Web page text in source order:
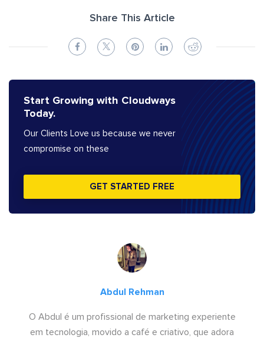
Share This Article
Start Growing with Cloudways
Today.
Our Clients Love us because we never
compromise on these
GET STARTED FREE
Abdul Rehman
O Abdul é um profissional de marketing experiente
em tecnologia, movido a café e criativo, que adora